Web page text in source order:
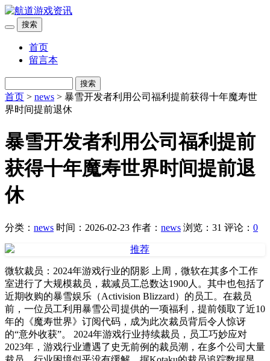
搜索
首页
留言本
搜索
首页 > news > 暴雪开发者利用公司福利提前获得十年魔寿世
界时间提前退休
暴雪开发者利用公司福利提前
获得十年魔寿世界时间提前退
休
分类： news 时间：2026-02-23 作者： news 浏览：31 评论： 0
微软裁员：2024年游戏行业的阴影 上周，微软在其多个工作
室进行了大规模裁员，裁减员工总数达1900人。其中也包括了
近期收购的暴雪娱乐（Activision Blizzard）的员工。在裁员
前，一位员工利用暴雪公司提供的一项福利，提前领取了近10
年的《魔寿世界》订阅代码，成为此次裁员背后令人惊讶
的“意外收获”。 2024年游戏行业持续裁员，员工巧妙应对
2023年，游戏行业遭遇了史无前例的裁员潮，在多个公司大量